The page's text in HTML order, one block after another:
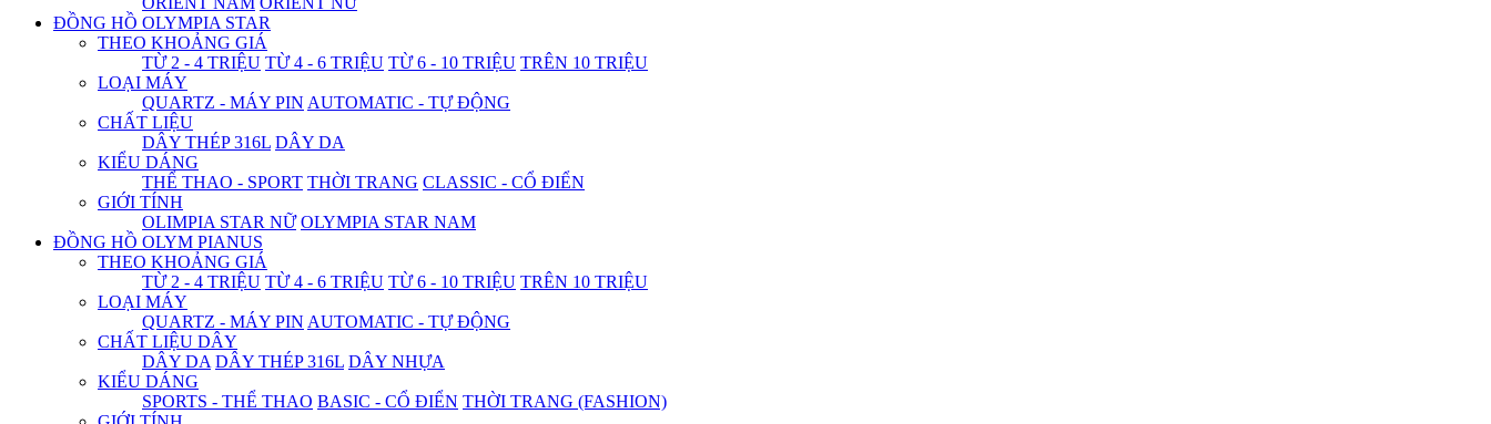
ĐỒNG HỒ OLYMPIA STAR
THEO KHOẢNG GIÁ
TỪ 2 - 4 TRIỆU TỪ 4 - 6 TRIỆU TỪ 6 - 10 TRIỆU TRÊN 10 TRIỆU
LOẠI MÁY
QUARTZ - MÁY PIN AUTOMATIC - TỰ ĐỘNG
CHẤT LIỆU
DÂY THÉP 316L DÂY DA
KIỂU DÁNG
THỂ THAO - SPORT THỜI TRANG CLASSIC - CỔ ĐIỂN
GIỚI TÍNH
OLIMPIA STAR NỮ OLYMPIA STAR NAM
ĐỒNG HỒ OLYM PIANUS
THEO KHOẢNG GIÁ
TỪ 2 - 4 TRIỆU TỪ 4 - 6 TRIỆU TỪ 6 - 10 TRIỆU TRÊN 10 TRIỆU
LOẠI MÁY
QUARTZ - MÁY PIN AUTOMATIC - TỰ ĐỘNG
CHẤT LIỆU DÂY
DÂY DA DÂY THÉP 316L DÂY NHỰA
KIỂU DÁNG
SPORTS - THỂ THAO BASIC - CỔ ĐIỂN THỜI TRANG (FASHION)